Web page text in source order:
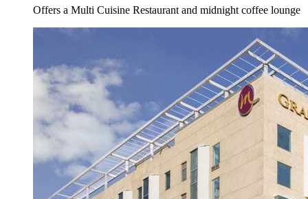
Offers a Multi Cuisine Restaurant and midnight coffee lounge